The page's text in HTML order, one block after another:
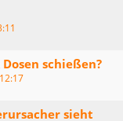
schießen?
sieht